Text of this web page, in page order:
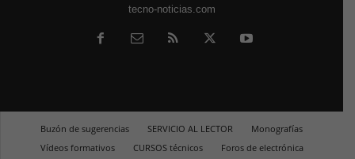
tecno-noticias.com
Buzón de sugerencias SERVICIO AL LECTOR
Monografías
Vídeos formativos
CURSOS técnicos
Foros de electrónica